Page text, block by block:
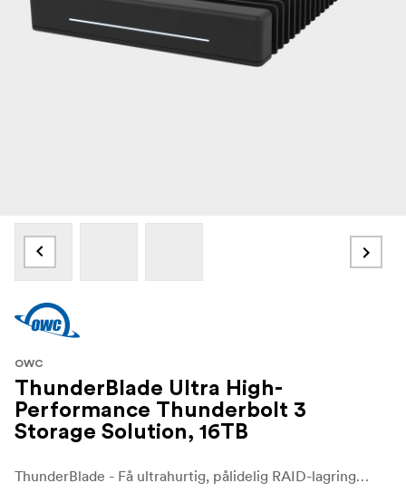
OWC
ThunderBlade Ultra High-
Performance Thunderbolt 3
Storage Solution, 16TB
ThunderBlade - Få ultrahurtig, pålidelig RAID-lagring og funktionalitet, og opnå hastigheder, der overgår andre 2-Blade og 4-Blade RAID-kabinetter med 1,0TB til 32,0TB + SSD-muligheder